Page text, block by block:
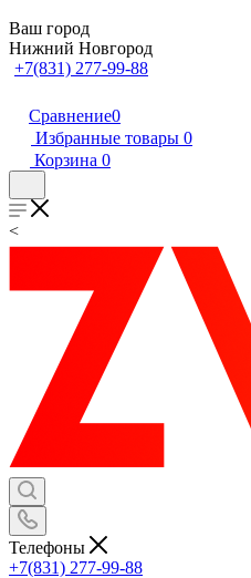
Ваш город
Нижний Новгород
+7(831) 277-99-88
Сравнение0
Избранные товары 0
Корзина 0
<
Телефоны
+7(831) 277-99-88